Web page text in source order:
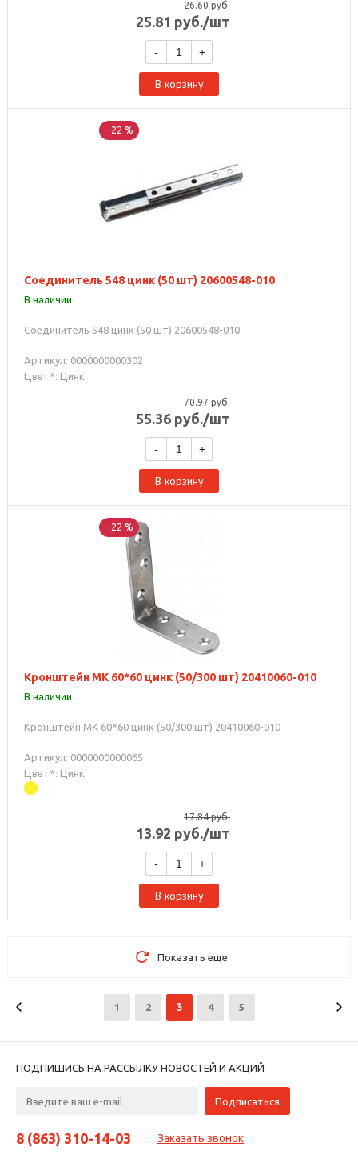
26.60руб.
25.81 руб./шт
- +
В корзину
- 22 %
Соединитель 548 цинк (50 шт) 20600548-010
В наличии
Соединитель 548 цинк (50 шт) 20600548-010
Артикул: 0000000000302
Цвет*: Цинк
70.97руб.
55.36 руб./шт
- +
В корзину
- 22 %
Кронштейн МК 60*60 цинк (50/300 шт) 20410060-010
В наличии
Кронштейн МК 60*60 цинк (50/300 шт) 20410060-010
Артикул: 0000000000065
Цвет*: Цинк
17.84руб.
13.92 руб./шт
- +
В корзину
Показать еще
1 2 3 4 5
ПОДПИШИСЬ НА РАССЫЛКУ НОВОСТЕЙ И АКЦИЙ
8 (863) 310-14-03 Заказать звонок